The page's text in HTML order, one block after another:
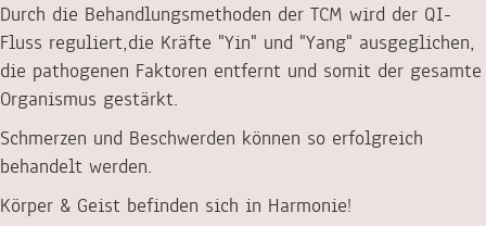
Durch die Behandlungsmethoden der TCM wird der QI-
Fluss reguliert,die Kräfte "Yin" und "Yang" ausgeglichen,
die pathogenen Faktoren entfernt und somit der gesamte
Organismus gestärkt.
Schmerzen und Beschwerden können so erfolgreich
behandelt werden.
Körper & Geist befinden sich in Harmonie!